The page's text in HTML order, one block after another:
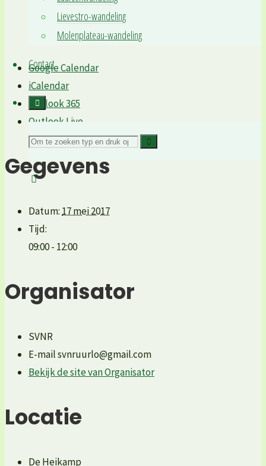
Lievestro-wandeling
Molenplateau-wandeling
Contact
Zoeken
naar:
Google Calendar
iCalendar
Outlook 365
Outlook Live
Gegevens
Datum: 17 mei 2017
Tijd:
09:00 - 12:00
Organisator
SVNR
E-mailsvnruurlo@gmail.com
Bekijk de site van Organisator
Locatie
De Heikamp